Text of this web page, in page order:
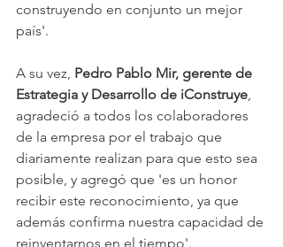
construyendo en conjunto un mejor
país'.
A su vez, Pedro Pablo Mir, gerente de
Estrategia y Desarrollo de iConstruye,
agradeció a todos los colaboradores
de la empresa por el trabajo que
diariamente realizan para que esto sea
posible, y agregó que 'es un honor
recibir este reconocimiento, ya que
además confirma nuestra capacidad de
reinventarnos en el tiempo'.